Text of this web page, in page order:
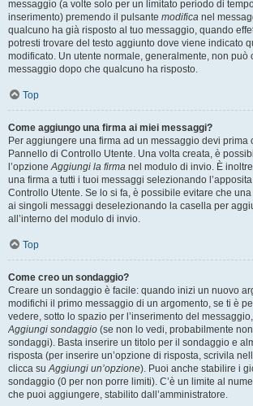
messaggio (a volte solo per un limitato periodo di
inserimento) premendo il pulsante modifica nel
qualcuno ha già risposto al tuo messaggio, quando
potresti trovare del testo aggiunto dove viene indicato
modificato. Un utente normale, generalmente, non può
messaggio dopo che qualcuno ha risposto.
Top
Come aggiungo una firma ai miei messaggi?
Per aggiungere una firma ad un messaggio devi prima
Pannello di Controllo Utente. Una volta creata, è
l’opzioneAggiungi la firma nel modulo di invio. È
una firma a tutti i tuoi messaggi selezionando
Controllo Utente. Se lo si fa, è possibile evitare che
ai singoli messaggi deselezionando la casella per
all’interno del modulo di invio.
Top
Come creo un sondaggio?
Creare un sondaggio è facile: quando inizi un nuovo
modifichi il primo messaggio di un argomento, se ti è
vedere, sotto lo spazio per l’inserimento del
Aggiungi sondaggio (se non lo vedi, probabilmente
sondaggi). Basta inserire un titolo per il sondaggio e
risposta (per inserire un’opzione di risposta, scrivila
clicca suAggiungi un’opzione). Puoi anche stabilire i
sondaggio (0 per non porre limiti). C’è un limite al
che puoi aggiungere, stabilito dall’amministratore.